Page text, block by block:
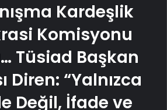
Kardeşlik
Komisyonu
Tüsiad Başkan
Diren: “Yalnızca
Değil, İfade ve